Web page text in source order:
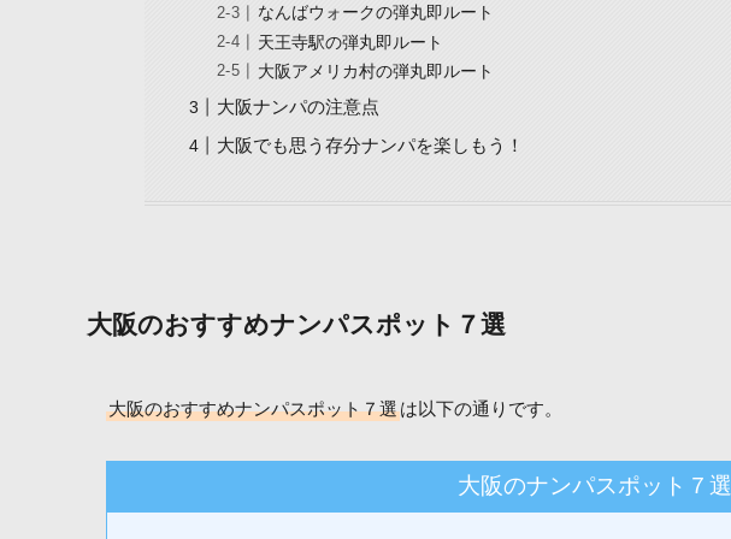
なんばウォークの弾丸即ルート
天王寺駅の弾丸即ルート
大阪アメリカ村の弾丸即ルート
大阪ナンパの注意点
大阪でも思う存分ナンパを楽しもう！
大阪のおすすめナンパスポット７選
大阪のおすすめナンパスポット７選は以下の通りです。
大阪のナンパスポット７選